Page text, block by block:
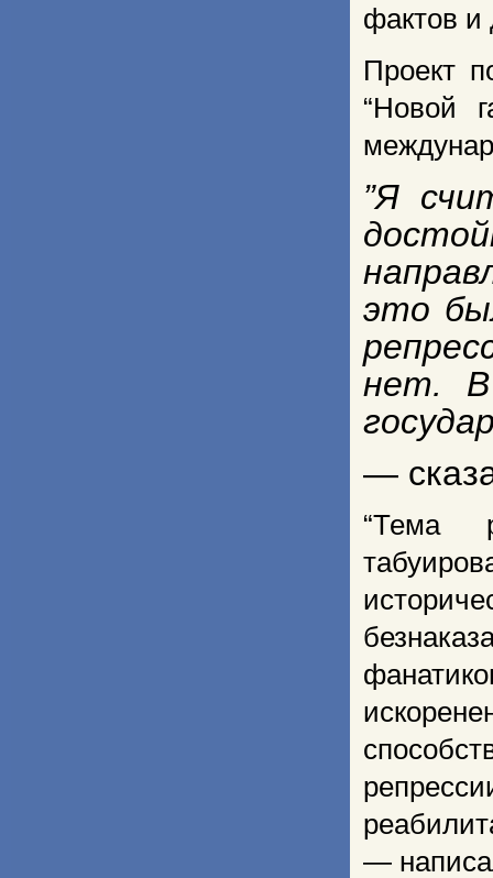
фактов и
Проект
“Новой
”Я
это
нет. В
—
“Тема
—